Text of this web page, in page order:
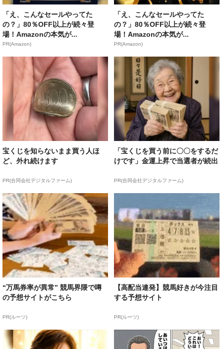
「え、こんなセールやってた
の？」80％OFF以上が続々登
場！Amazonの本気が...
PR(Amazon)
「え、こんなセールやってた
の？」80％OFF以上が続々登
場！Amazonの本気が...
PR(Amazon)
宝くじを知らないまま買う人ほ
ど、外れ続けます
PR(合同会社デジタルファーム)
「宝くじを買う前に〇〇をするだ
けです」金運上昇で当選者が続出
PR(合同会社デジタルファーム)
“万馬券率が異常” 競馬界隈で噂
の予想サイトがこちら
PR(ルーツ)
【高配当連発】競馬好きが今注目
する予想サイト
PR(ルーツ)